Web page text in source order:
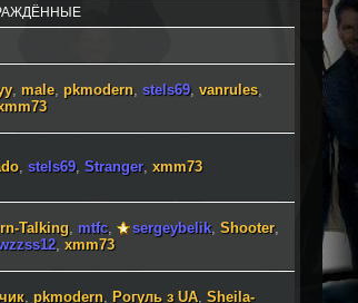
, male, pkmodern stels69, vanrules,
, stels69, Stranger, xmm73
Talking, mtfc, sergeybelik, Shooter,
, xmm73
, pkmodern, Рогуль з UA, Sheila-